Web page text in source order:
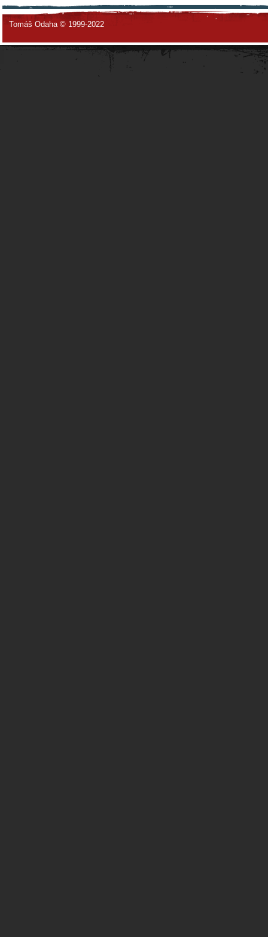
Tomáš Odaha © 1999-2022